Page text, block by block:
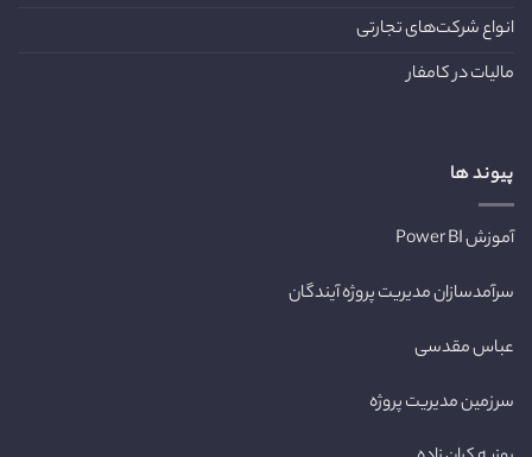
انواع شرکت‌های تجارتی
مالیات در کامفار
پیوند ها
آموزش Power BI
سرآمدسازان مدیریت پروژه آیندگان
عباس مقدسی
سرزمین مدیریت پروژه